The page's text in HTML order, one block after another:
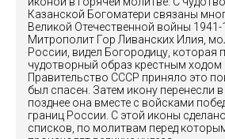
Казанской Богоматери связаны
Великой Отечественной войны 1941-
Митрополит Гор Ливанских Илия,
России, видел Богородицу, которая
чудотворный образ крестным ходом
Правительство СССР приняло это
был спасен. Затем икону перенесли
позднее она вместе с войсками
границ России. С этой иконы
списков, по молитвам перед